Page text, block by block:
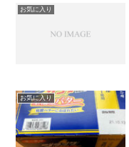
お気に入り
お気に入り